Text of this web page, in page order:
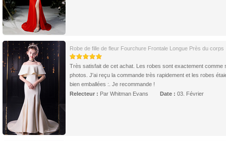
Robe de fille de fleur Fourchure Frontale Longue Près du corps
Très satisfait de cet achat. Les robes sont exactement comme
photos. J'ai reçu la commande très rapidement et les robes
bien emballées :. Je recommande !
Relecteur : Par Whitman Evans Date : 03. Février